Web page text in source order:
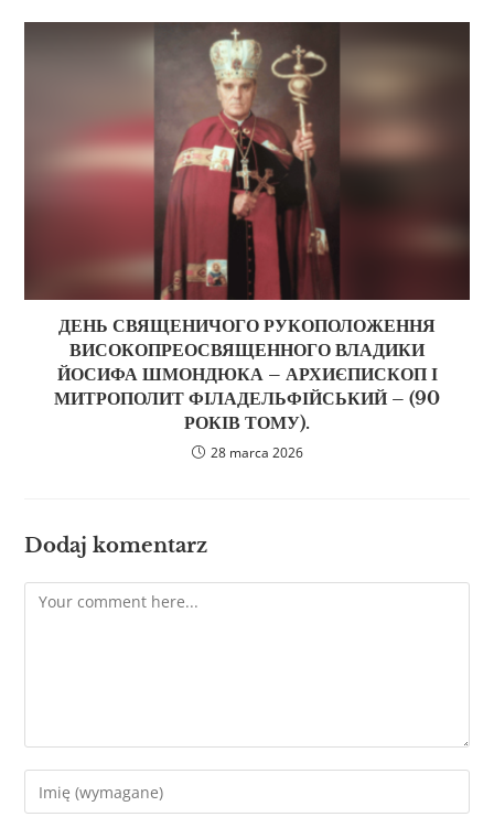
ДЕНЬ СВЯЩЕНИЧОГО РУКОПОЛОЖЕННЯ
ВИСОКОПРЕОСВЯЩЕННОГО ВЛАДИКИ
ЙОСИФА ШМОНДЮКА – АРХИЄПИСКОП І
МИТРОПОЛИТ ФІЛАДЕЛЬФІЙСЬКИЙ – (90
РОКІВ ТОМУ).
28 marca 2026
Dodaj komentarz